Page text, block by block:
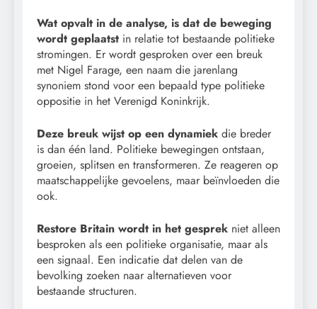
Wat opvalt in de analyse, is dat de beweging
wordt geplaatst in relatie tot bestaande politieke
stromingen. Er wordt gesproken over een breuk
met Nigel Farage, een naam die jarenlang
synoniem stond voor een bepaald type politieke
oppositie in het Verenigd Koninkrijk.
Deze breuk wijst op een dynamiek die breder
is dan één land. Politieke bewegingen ontstaan,
groeien, splitsen en transformeren. Ze reageren op
maatschappelijke gevoelens, maar beïnvloeden die
ook.
Restore Britain wordt in het gesprek niet alleen
besproken als een politieke organisatie, maar als
een signaal. Een indicatie dat delen van de
bevolking zoeken naar alternatieven voor
bestaande structuren.